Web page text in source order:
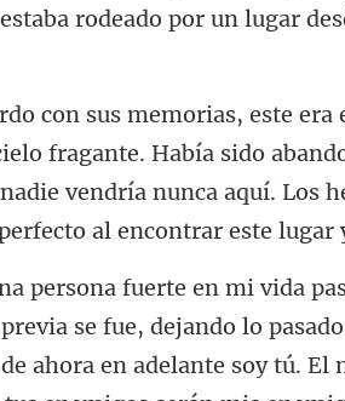
te. Había sido
vendría nunca aquí. Los
o lo
ahora en adelante soy tú. El